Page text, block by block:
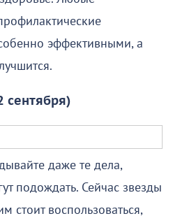
эффективными, а
сентября)
даже те дела,
подождать. Сейчас звезды
стоит воспользоваться,